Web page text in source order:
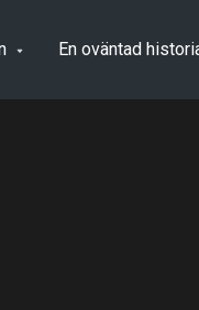
En oväntad